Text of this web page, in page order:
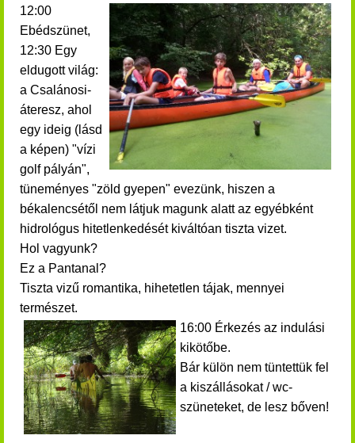
12:00
Ebédszünet,
12:30 Egy
eldugott világ:
a Csalánosi-
áteresz, ahol
egy ideig (lásd
a képen) "vízi
golf pályán",
tüneményes "zöld gyepen" evezünk, hiszen a
békalencsétől nem látjuk magunk alatt az egyébként
hidrológus hitetlenkedését kiváltóan tiszta vizet.
Hol vagyunk?
Ez a Pantanal?
Tiszta vizű romantika, hihetetlen tájak, mennyei
természet.
16:00 Érkezés az indulási
kikötőbe.
Bár külön nem tüntettük fel
a kiszállásokat / wc-
szüneteket, de lesz bőven!